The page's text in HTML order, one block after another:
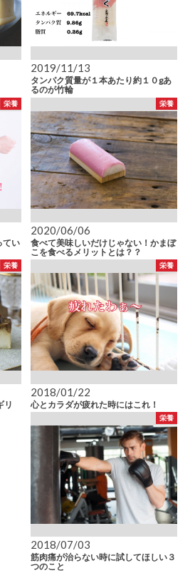
2019/11/13
タンパク質量が１本あたり約１０gあ
るのが竹輪
栄養
てい
栄養
2020/06/06
食べて美味しいだけじゃない！かまぼ
こを食べるメリットとは？？
栄養
リ
栄養
2018/01/22
心とカラダが疲れた時にはこれ！
栄養
2018/07/03
筋肉痛が治らない時に試してほしい３
つのこと